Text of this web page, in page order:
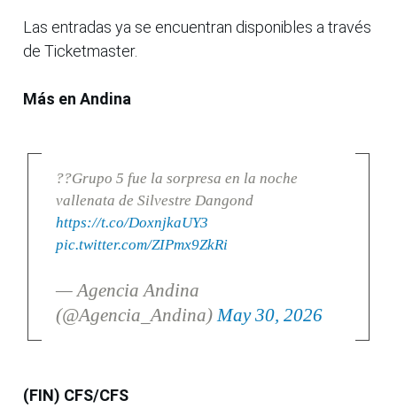
Las entradas ya se encuentran disponibles a través
de Ticketmaster.
Más en Andina
??Grupo 5 fue la sorpresa en la noche
vallenata de Silvestre Dangond
https://t.co/DoxnjkaUY3
pic.twitter.com/ZIPmx9ZkRi
— Agencia Andina
(@Agencia_Andina) May 30, 2026
(FIN) CFS/CFS